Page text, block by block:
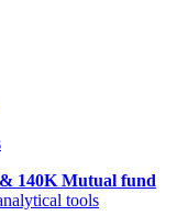
140K Mutual fund
tools